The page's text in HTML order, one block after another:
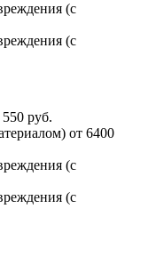
(с
(с
руб.
от 6400
(с
(с